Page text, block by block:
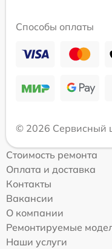
Способы оплаты
© 2026 Сервисный
Стоимость ремонта
Оплата и доставка
Контакты
Вакансии
О компании
Ремонтируемые
Наши услуги